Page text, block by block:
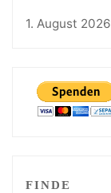
1. August
FINDE